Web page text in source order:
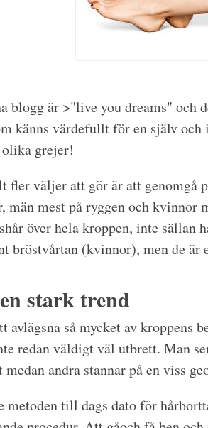
blogg är >"live you dreams"
känns värdefullt för en själv
olika grejer!
fler väljer att gör är att genomgå
män mest på ryggen och kvinnor
över hela kroppen, inte
bröstvårtan (kvinnor), men de är
stark trend
avlägsna så mycket av
redan väldigt väl utbrett. Man
andra stannar på en viss
metoden till dags dato för